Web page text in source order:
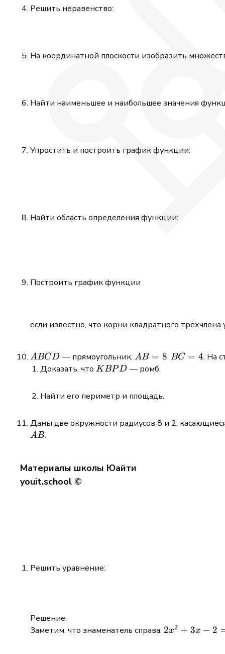
Решить неравенство:
На координатной плоскости изобразить
Найти наименьшее и наибольшее значения
Упростить и построить график функции:
Найти область определения функции:
Построить график функции
если известно, что корни квадратного
ABCD
ABCD — прямоугольник, AB
=
AB = 8, BC
BC = 4. На
Доказать, что KBPD
KBPD — ромб.
Найти его периметр и площадь.
Даны две окружности радиусов 8 и 2,
AB.
Материалы школы Юайти
youit.school ©
Решить уравнение:
Решение:
Заметим, что знаменатель справа: 2x^2
2x2 + 3x − 2